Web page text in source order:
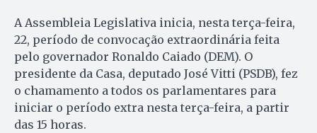
A Assembleia Legislativa inicia, nesta terça-feira,
22, período de convocação extraordinária feita
pelo governador Ronaldo Caiado (DEM). O
presidente da Casa, deputado José Vitti (PSDB), fez
o chamamento a todos os parlamentares para
iniciar o período extra nesta terça-feira, a partir
das 15 horas.